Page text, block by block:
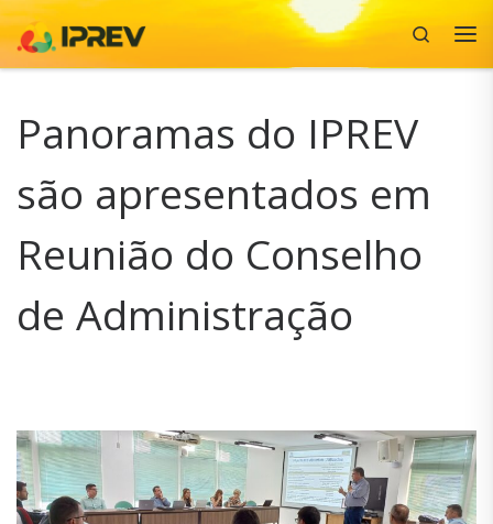
Skip to content
Search
Panoramas do IPREV
são apresentados em
Reunião do Conselho
de Administração